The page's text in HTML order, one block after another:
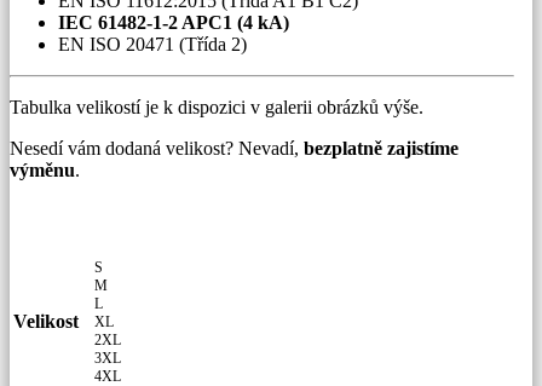
IEC 61482-1-2 APC1 (4 kA)
EN ISO 20471 (Třída 2)
Tabulka velikostí je k dispozici v galerii obrázků výše.
Nesedí vám dodaná velikost? Nevadí, bezplatně zajistíme
výměnu.
Velikost
S
M
L
XL
2XL
3XL
4XL